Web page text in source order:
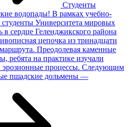
Студенты
водопады! В рамках учебно-
Университета мировых
сердце Геленджикского района
цепочка из тринадцати
Преодолевая каменные
ребята на практике изучали
эрозионные процессы. Следующим
пшадские дольмены —